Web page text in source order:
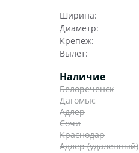
Ширина:
Диаметр:
Крепеж:
Вылет:
Наличие
Белореченск
Дагомыс
Адлер
Сочи
Краснодар
Адлер (удаленный)